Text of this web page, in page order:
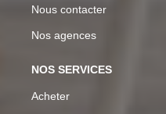
Nous contacter
Nos agences
NOS SERVICES
Acheter